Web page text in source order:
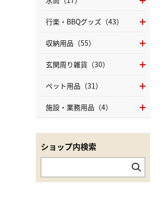
行楽・BBQグッズ（43）
収納用品（55）
玄関周り雑貨（30）
ペット用品（31）
施設・業務用品（4）
ショップ内検索